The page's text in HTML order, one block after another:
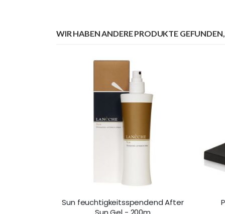
WIR HABEN ANDERE PRODUKTE
Sun feuchtigkeitsspendend After